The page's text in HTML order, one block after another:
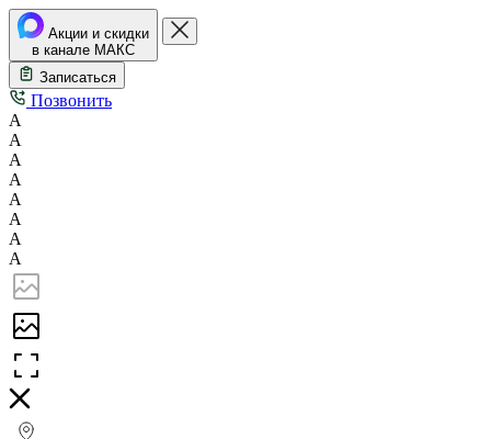
Акции и скидки
в канале МАКС
Записаться
Позвонить
А
А
А
А
А
А
А
А